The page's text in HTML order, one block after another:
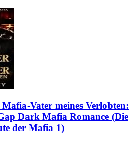
Vater meines Verlobten:
Dark Mafia Romance (Die
der Mafia 1)